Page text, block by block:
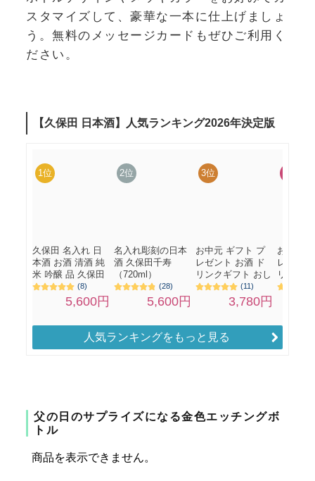
スタマイズして、豪華な一本に仕上げましょ
う。無料のメッセージカードもぜひご利用く
ださい。
人気ランキングをもっと見る
父の日のサプライズになる金色エッチングボ
トル